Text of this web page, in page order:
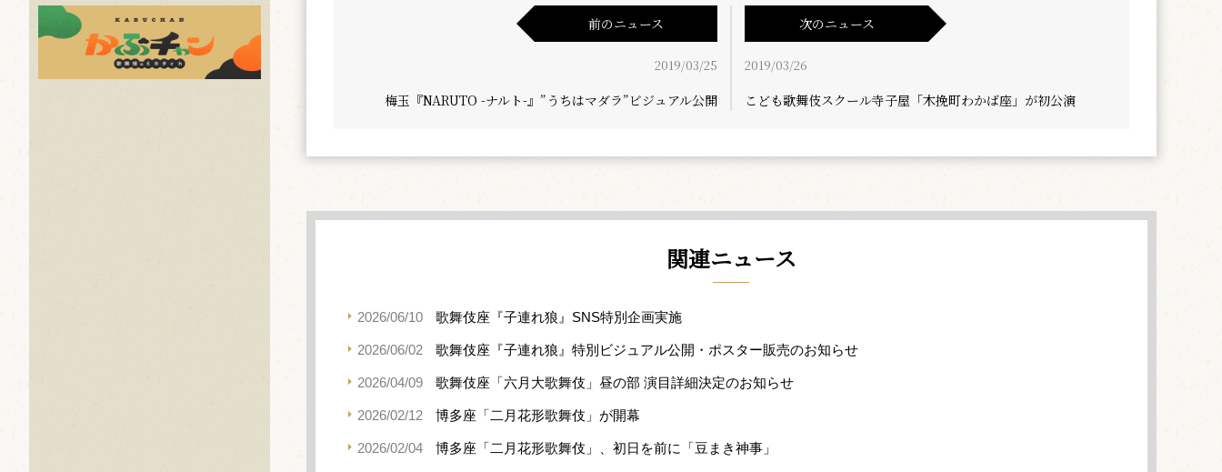
前のニュース
2019/03/25
梅玉『NARUTO -ナルト-』”うちはマダラ”ビジュアル公開
次のニュース
2019/03/26
こども歌舞伎スクール寺子屋「木挽町わかば座」が初公演
関連ニュース
2026/06/10 歌舞伎座『子連れ狼』SNS特別企画実施
2026/06/02 歌舞伎座『子連れ狼』特別ビジュアル公開・ポスター販売のお知らせ
2026/04/09 歌舞伎座「六月大歌舞伎」昼の部 演目詳細決定のお知らせ
2026/02/12 博多座「二月花形歌舞伎」が開幕
2026/02/04 博多座「二月花形歌舞伎」、初日を前に「豆まき神事」